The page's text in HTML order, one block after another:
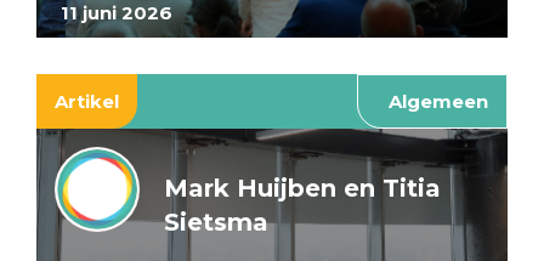
11 juni 2026
Artikel Algemeen
Mark Huijben en Titia
Sietsma